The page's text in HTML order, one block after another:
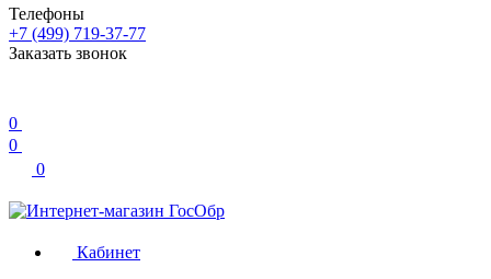
Телефоны
+7 (499) 719-37-77
Заказать звонок
0
0
0
Кабинет